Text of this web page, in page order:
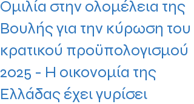
Ομιλία στην ολομέλεια της
Βουλής για την κύρωση του
κρατικού προϋπολογισμού
2025 - H οικονομία της
Ελλάδας έχει γυρίσει